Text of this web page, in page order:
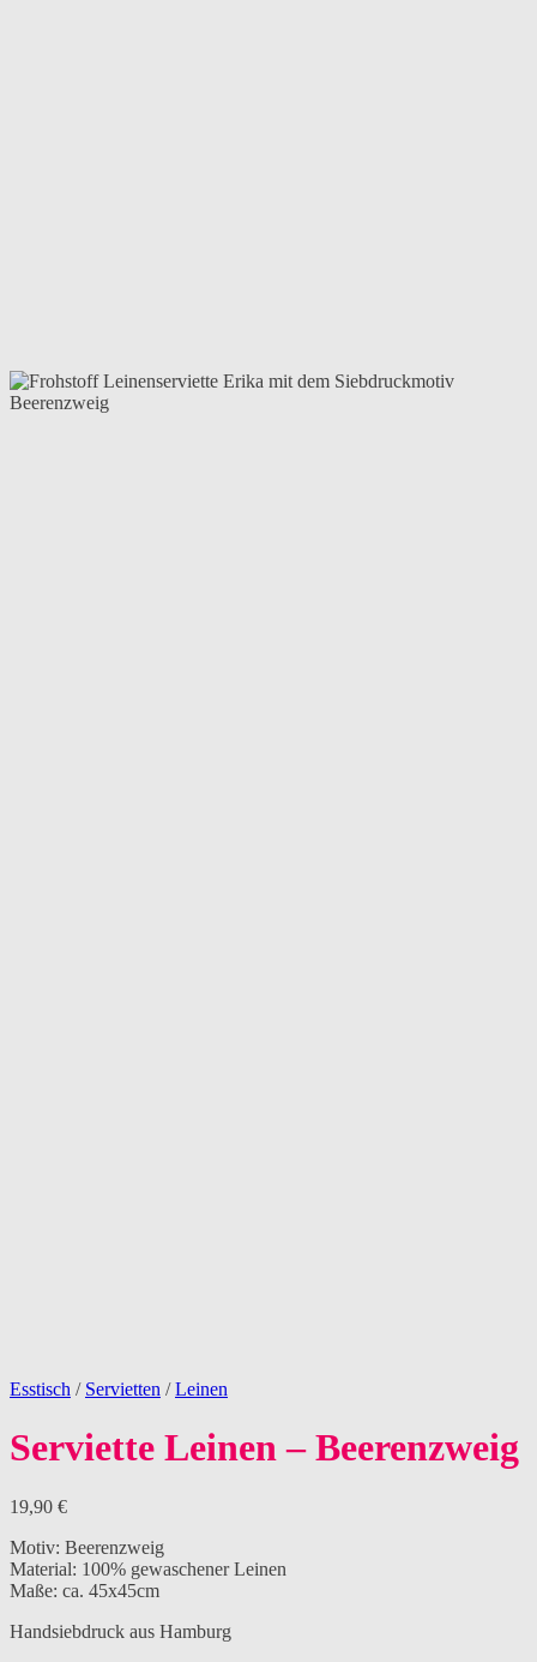
Esstisch / Servietten / Leinen
Serviette Leinen – Beerenzweig
19,90 €
Motiv: Beerenzweig
Material: 100% gewaschener Leinen
Maße: ca. 45x45cm
Handsiebdruck aus Hamburg